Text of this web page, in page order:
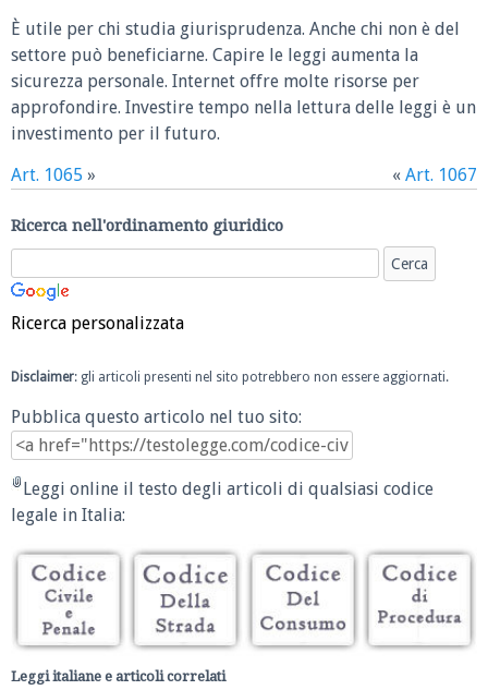
È utile per chi studia giurisprudenza. Anche chi non è del
settore può beneficiarne. Capire le leggi aumenta la
sicurezza personale. Internet offre molte risorse per
approfondire. Investire tempo nella lettura delle leggi è un
investimento per il futuro.
Art. 1065 » « Art. 1067
Ricerca nell'ordinamento giuridico
Ricerca personalizzata
Disclaimer: gli articoli presenti nel sito potrebbero non essere aggiornati.
Pubblica questo articolo nel tuo sito:
Leggi online il testo degli articoli di qualsiasi codice
legale in Italia:
Leggi italiane e articoli correlati